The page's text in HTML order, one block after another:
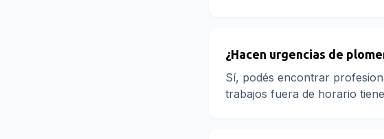
¿Hacen urgencias de
Sí, podés encontrar
trabajos fuera de horario